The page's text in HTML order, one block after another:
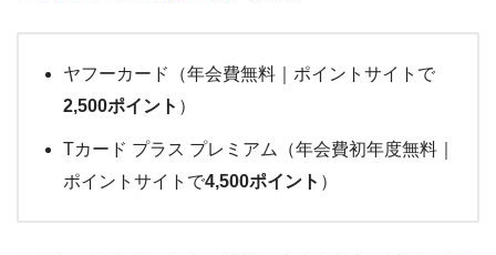
ヤフーカード（年会費無料｜ポイントサイトで
2,500ポイント ）
Tカード プラス プレミアム（年会費初年度無料｜
ポイントサイトで4,500ポイント ）